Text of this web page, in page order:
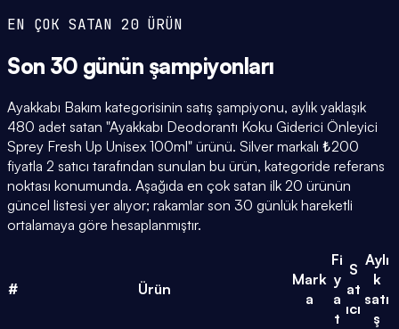
EN ÇOK SATAN 20 ÜRÜN
Son 30 günün şampiyonları
Ayakkabı Bakım kategorisinin satış şampiyonu, aylık yaklaşık
480 adet satan "Ayakkabı Deodorantı Koku Giderici Önleyici
Sprey Fresh Up Unisex 100ml" ürünü. Silver markalı ₺200
fiyatla 2 satıcı tarafından sunulan bu ürün, kategoride referans
noktası konumunda. Aşağıda en çok satan ilk 20 ürünün
güncel listesi yer alıyor; rakamlar son 30 günlük hareketli
ortalamaya göre hesaplanmıştır.
# Ürün
Mark
a
Fi
y
a
t
S
at
ıcı
Aylı
k
satı
ş